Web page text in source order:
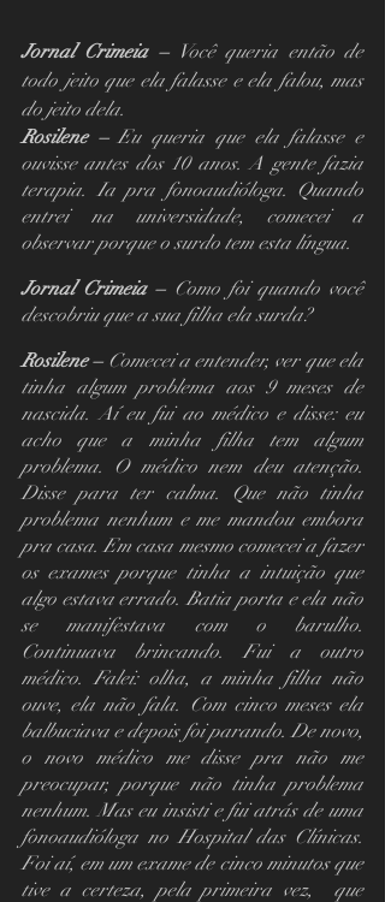
Jornal Crimeia – Você queria então de
todo jeito que ela falasse e ela falou, mas
do jeito dela.
Rosilene – Eu queria que ela falasse e
ouvisse antes dos 10 anos. A gente fazia
terapia. Ia pra fonoaudióloga. Quando
entrei na universidade, comecei a
observar porque o surdo tem esta língua.
Jornal Crimeia – Como foi quando você
descobriu que a sua filha ela surda?
Rosilene – Comecei a entender, ver que ela
tinha algum problema aos 9 meses de
nascida. Aí eu fui ao médico e disse: eu
acho que a minha filha tem algum
problema. O médico nem deu atenção.
Disse para ter calma. Que não tinha
problema nenhum e me mandou embora
pra casa. Em casa mesmo comecei a fazer
os exames porque tinha a intuição que
algo estava errado. Batia porta e ela não
se manifestava com o barulho.
Continuava brincando. Fui a outro
médico. Falei: olha, a minha filha não
ouve, ela não fala. Com cinco meses ela
balbuciava e depois foi parando. De novo,
o novo médico me disse pra não me
preocupar, porque não tinha problema
nenhum. Mas eu insisti e fui atrás de uma
fonoaudióloga no Hospital das Clínicas.
Foi aí, em um exame de cinco minutos que
tive a certeza, pela primeira vez,  que